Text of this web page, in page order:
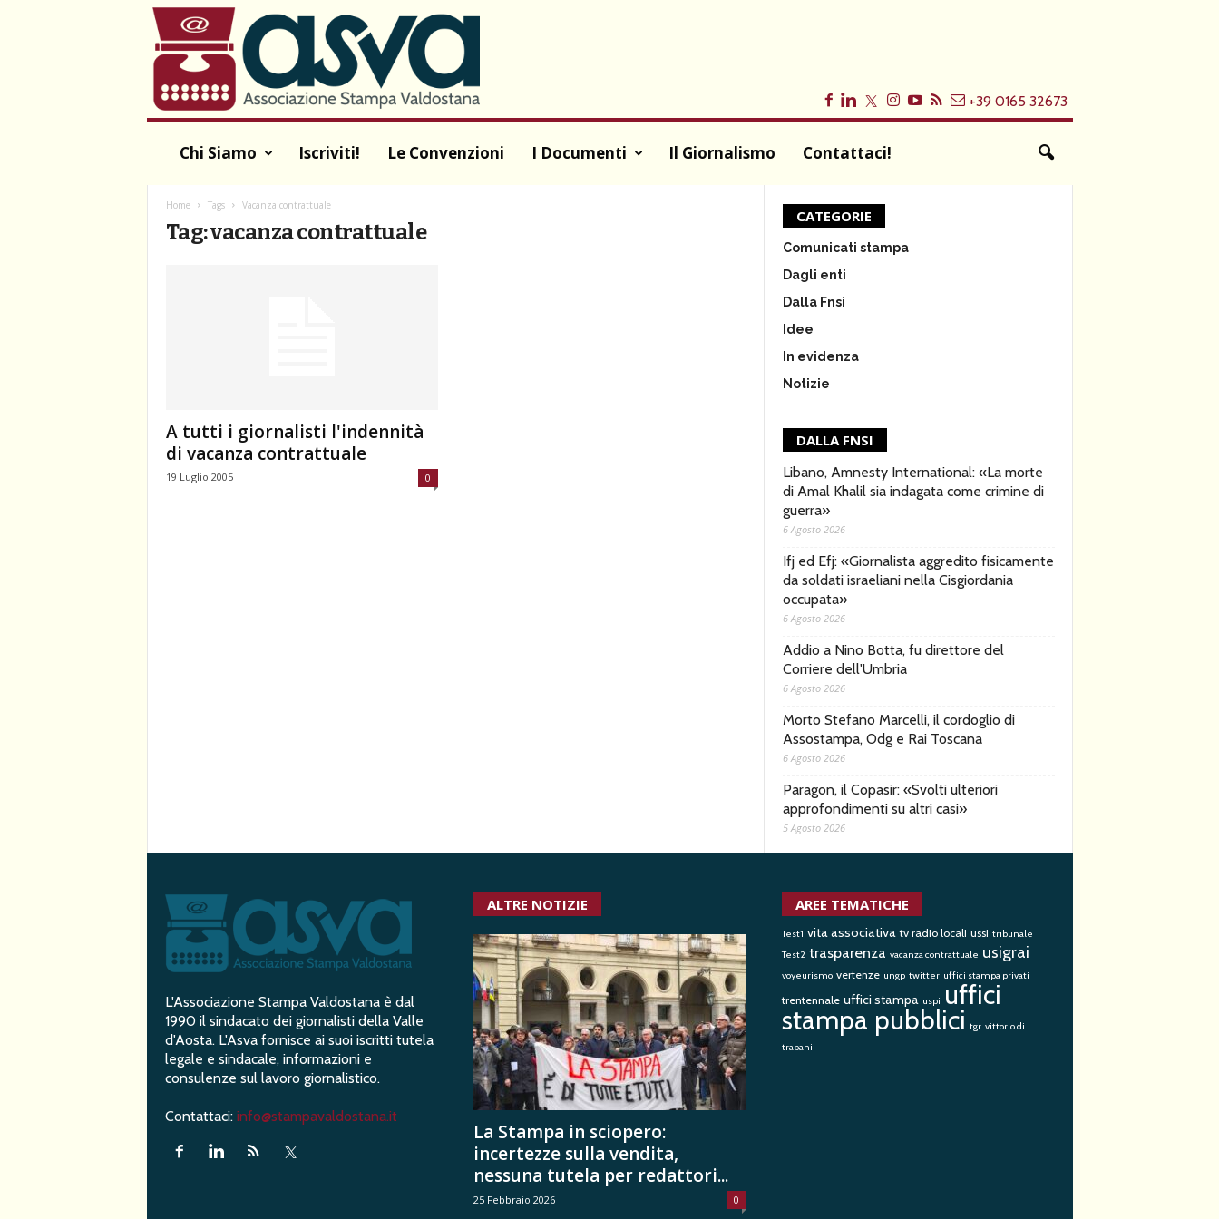
A
S
V
+39 0165 32673
Chi Siamo Iscriviti! Le Convenzioni I Documenti Il Giornalismo Contattaci!
Home Tags Vacanza contrattuale
Tag: vacanza contrattuale
A tutti i giornalisti l'indennità
di vacanza contrattuale
19 Luglio 2005 0
CATEGORIE
Comunicati stampa
Dagli enti
Dalla Fnsi
Idee
In evidenza
Notizie
DALLA FNSI
Libano, Amnesty International: «La morte
di Amal Khalil sia indagata come crimine di
guerra»
6 Agosto 2026
Ifj ed Efj: «Giornalista aggredito fisicamente
da soldati israeliani nella Cisgiordania
occupata»
6 Agosto 2026
Addio a Nino Botta, fu direttore del
Corriere dell'Umbria
6 Agosto 2026
Morto Stefano Marcelli, il cordoglio di
Assostampa, Odg e Rai Toscana
6 Agosto 2026
Paragon, il Copasir: «Svolti ulteriori
approfondimenti su altri casi»
5 Agosto 2026
L'Associazione Stampa Valdostana è dal
1990 il sindacato dei giornalisti della Valle
d'Aosta. L'Asva fornisce ai suoi iscritti tutela
legale e sindacale, informazioni e
consulenze sul lavoro giornalistico.
Contattaci: info@stampavaldostana.it
ALTRE NOTIZIE
La Stampa in sciopero:
incertezze sulla vendita,
nessuna tutela per redattori...
25 Febbraio 2026 0
AREE TEMATICHE
Test1 vita associativa tv radio locali ussi tribunale
Test2 trasparenza vacanza contrattuale usigrai
voyeurismo vertenze ungp twitter uffici stampa privati
trentennale uffici stampa uspi uffici
stampa pubblici tgr vittorio di
trapani